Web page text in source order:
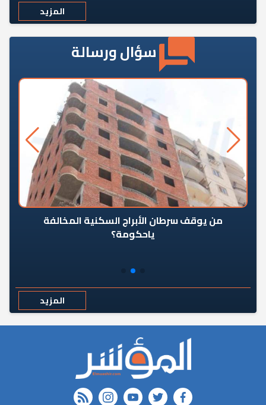
المزيد
سؤال ورسالة
من يوقف سرطان الأبراج السكنية المخالفة
ياحكومة؟
المزيد
FACEBOOK
twitter
youtube
instagram
rss feed